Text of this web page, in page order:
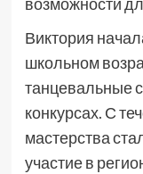
Виктория
школьном
танцевальные
конкурсах. С
мастерства
участие в